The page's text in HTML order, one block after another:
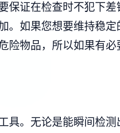
证在检查时不犯下
如果您想要维持稳
物品，所以如果有
。无论是能瞬间检